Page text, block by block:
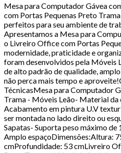
Mesa para Computador Gávea
com Portas Pequenas Preto
perfeitos para seu ambiente de
Apresentamos a Mesa para
o Livreiro Office com Portas
modernidade, praticidade e
foram desenvolvidos pela Móveis
de alto padrão de qualidade,
não perca mais tempo e
TécnicasMesa para Computador
Trama - Móveis Leão- Material
Acabamento em pintura U.V
ser montada no lado direito ou
Sapatas- Suporta peso máximo
Amplo espaçoDimensões:Altura:
cmProfundidade: 53 cmLivreiro